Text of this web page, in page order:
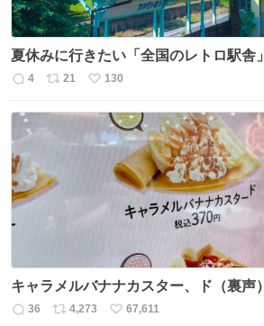
夏休みに行きたい「全国のレトロ駅舎」
返
4
リ
21
い
数
130
キャラメルバナナカスター、ド（裏声）
返
36
リ
4,273
い
67,611